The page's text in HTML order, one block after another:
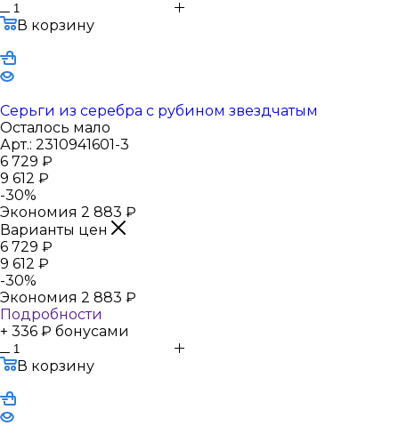
В корзину
Серьги из серебра с рубином звездчатым
Осталось мало
Арт.: 2310941601-3
6 729 ₽
9 612 ₽
-30%
Экономия 2 883 ₽
Варианты цен
6 729 ₽
9 612 ₽
-30%
Экономия 2 883 ₽
Подробности
+ 336 ₽ бонусами
В корзину